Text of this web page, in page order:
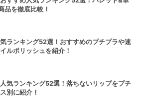
品を徹底比較！
ランキング52選！おすすめのプチプラや速
ルポリッシュを紹介！
気ランキング52選！落ちないリップをプチ
別に紹介！